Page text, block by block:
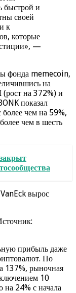
быстрой и
своей
к
которые
—
фонда memecoin,
на
(рост на 372%) и
показал
более чем на 59%,
чем в шесть
прибыль даже
По
137%, рыночная
10
на 24% с начала